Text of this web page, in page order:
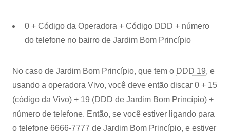
0 + Código da Operadora + Código DDD + número
do telefone no bairro de Jardim Bom Princípio
No caso de Jardim Bom Princípio, que tem o DDD 19, e
usando a operadora Vivo, você deve então discar 0 + 15
(código da Vivo) + 19 (DDD de Jardim Bom Princípio) +
número de telefone. Então, se você estiver ligando para
o telefone 6666-7777 de Jardim Bom Princípio, e estiver